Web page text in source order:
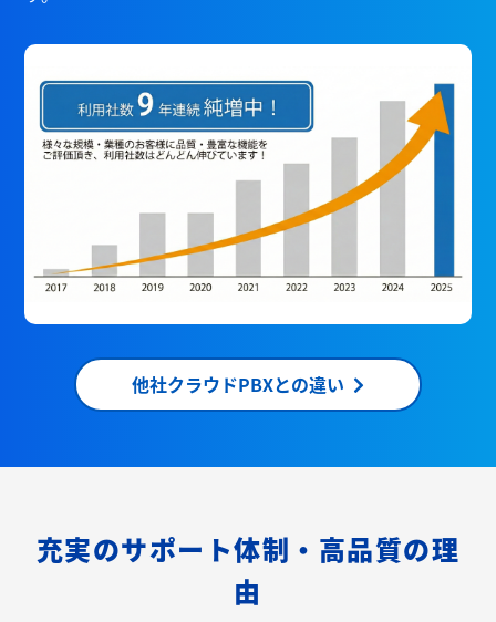
他社クラウドPBXとの違い
充実のサポート体制・高品質の理
由